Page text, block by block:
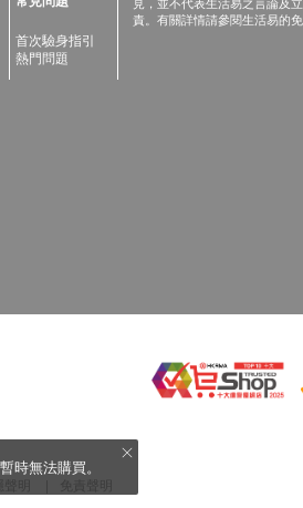
首次驗身指引
熱門問題
責。有關詳情請參閱生活易的免
明
免責聲明
時無法購買。